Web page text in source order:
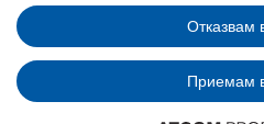
Условия за ползване на ikea.bg
Политика за защита на
Общи условия на
Политика за защита на лични
Отказвам
Приемам